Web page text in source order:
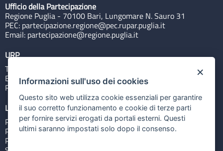
Ufficio della Partecipazione
Regione Puglia - 70100 Bari, Lungomare N. Sauro 31
PEC: partecipazione.regione@pec.rupar.puglia.it
Email: partecipazione@regione.puglia.it
URP
Tel: 800713939
Email:quiregione@regione.puglia.it
Rubrica
Link utili
Portale Istituzionale
PO FESR Puglia 2014-2020
PSR Puglia 2014-2020
×
Informazioni sull'uso dei cookies
Questo sito web utilizza cookie essenziali per garantire
il suo corretto funzionamento e cookie di terze parti
per fornire servizi erogati da portali esterni. Questi
ultimi saranno impostati solo dopo il consenso.